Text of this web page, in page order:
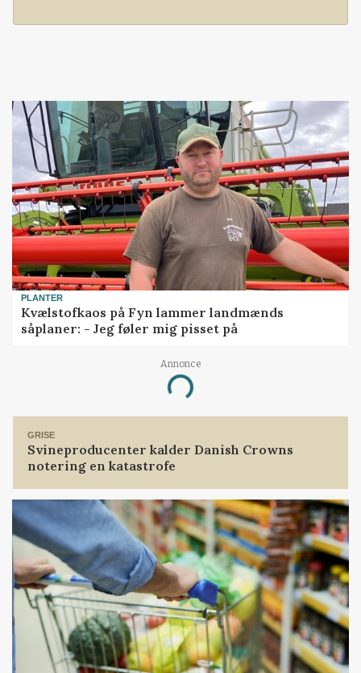
PLANTER
Kvælstofkaos på Fyn lammer landmænds
såplaner: - Jeg føler mig pisset på
Annonce
Loading...
GRISE
Svineproducenter kalder Danish Crowns
notering en katastrofe